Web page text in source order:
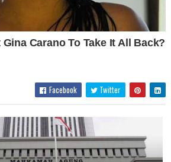
Facebook Twitter